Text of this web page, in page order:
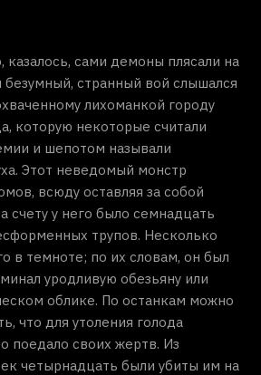
сами демоны плясали на
странный вой слышался
лихоманкой городу
которую некоторые считали
и шепотом называли
Этот неведомый монстр
всюду оставляя за собой
счету у него было семнадцать
трупов. Несколько
в темноте; по их словам, он был
уродливую обезьяну или
облике. По останкам можно
что для утоления голода
поедало своих жертв. Из
четырнадцать были убиты им на